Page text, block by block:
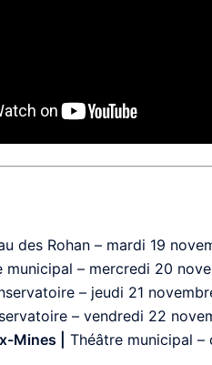
des Rohan – mardi 19
municipal – mercredi 20
– jeudi 21
– vendredi 22
Mines |
Théâtre municipal –